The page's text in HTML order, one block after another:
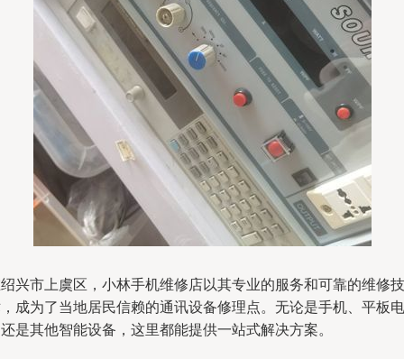
兴市上虞区，小林手机维修店以其专业的服务和可靠的维修技
成为了当地居民信赖的通讯设备修理点。无论是手机、平板电
是其他智能设备，这里都能提供一站式解决方案。